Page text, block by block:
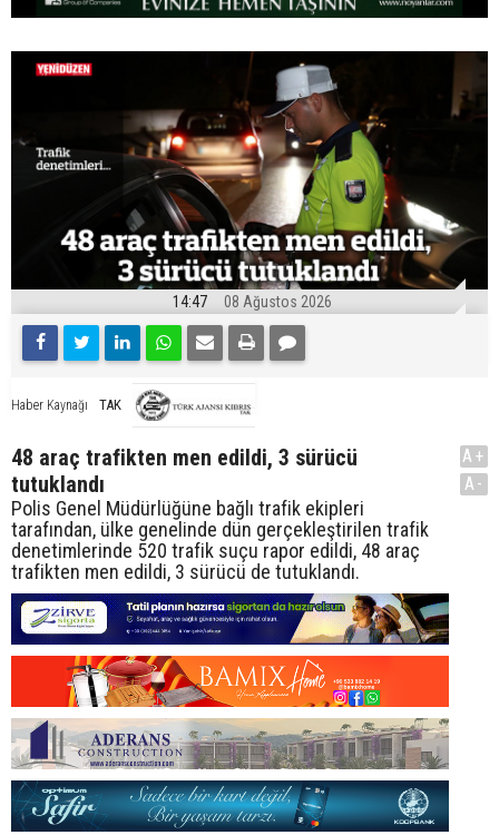
14:47 08 Ağustos 2026
Haber Kaynağı TAK
48 araç trafikten men edildi, 3 sürücü
tutuklandı
Polis Genel Müdürlüğüne bağlı trafik ekipleri
tarafından, ülke genelinde dün gerçekleştirilen trafik
denetimlerinde 520 trafik suçu rapor edildi, 48 araç
trafikten men edildi, 3 sürücü de tutuklandı.
A+
A-